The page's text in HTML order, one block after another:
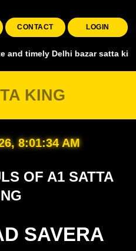
CONTACT LOGIN
Delhi bazar satta king,
KING
8:01:35 AM
OF A1 SATTA
SAVERA